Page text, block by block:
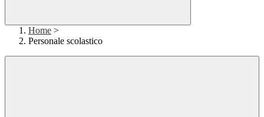
Home >
Personale scolastico